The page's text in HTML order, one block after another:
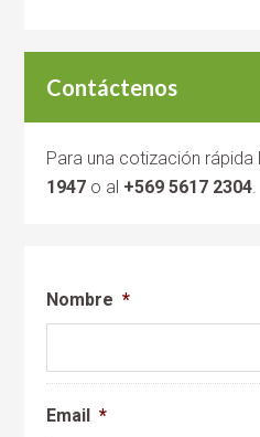
Contáctenos
Para una cotización rápida
1947 o al +569 5617 2304.
Nombre *
Email *